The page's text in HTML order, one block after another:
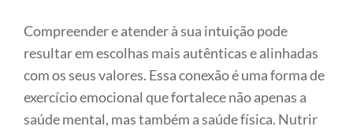
Compreender e atender à sua intuição pode
resultar em escolhas mais autênticas e alinhadas
com os seus valores. Essa conexão é uma forma de
exercício emocional que fortalece não apenas a
saúde mental, mas também a saúde física. Nutrir